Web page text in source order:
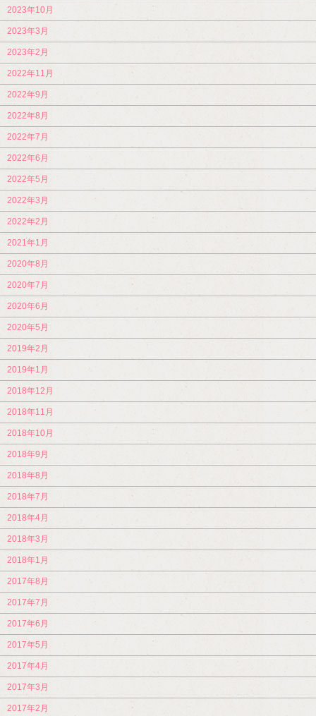
2023年10月
2023年3月
2023年2月
2022年11月
2022年9月
2022年8月
2022年7月
2022年6月
2022年5月
2022年3月
2022年2月
2021年1月
2020年8月
2020年7月
2020年6月
2020年5月
2019年2月
2019年1月
2018年12月
2018年11月
2018年10月
2018年9月
2018年8月
2018年7月
2018年4月
2018年3月
2018年1月
2017年8月
2017年7月
2017年6月
2017年5月
2017年4月
2017年3月
2017年2月